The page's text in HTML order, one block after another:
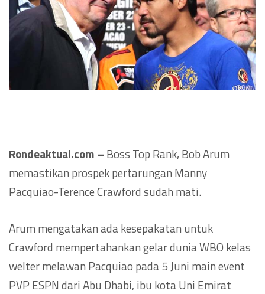
Rondeaktual.com – Boss Top Rank, Bob Arum
memastikan prospek pertarungan Manny
Pacquiao-Terence Crawford sudah mati.
Arum mengatakan ada kesepakatan untuk
Crawford mempertahankan gelar dunia WBO kelas
welter melawan Pacquiao pada 5 Juni main event
PVP ESPN dari Abu Dhabi, ibu kota Uni Emirat